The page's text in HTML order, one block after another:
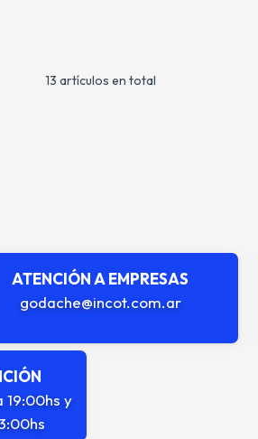
13 artículos en total
ATENCIÓN A EMPRESAS
godache@incot.com.ar
19:00hs y